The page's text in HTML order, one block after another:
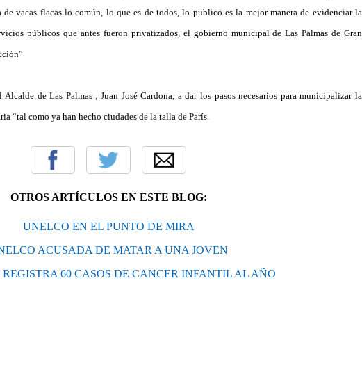
vacas flacas lo común, lo que es de todos, lo publico es la mejor manera de evidenciar la
públicos que antes fueron privatizados, el gobierno municipal de Las Palmas de Gran
de Las Palmas , Juan José Cardona, a dar los pasos necesarios para municipalizar la
“tal como ya han hecho ciudades de la talla de París.
OTROS ARTÍCULOS EN ESTE BLOG:
UNELCO EN EL PUNTO DE MIRA
ACUSADA DE MATAR A UNA JOVEN
60 CASOS DE CANCER INFANTIL AL AÑO